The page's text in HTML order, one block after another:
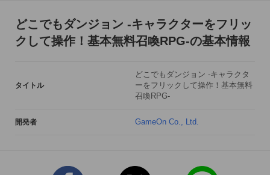
豊かな精霊を召喚可能！
バトルでは仲間にした精霊が冒険の心強い味方になってくれ
育成できる精霊はなんと”200種類以上”！
お気に入りの精霊を育てて、一緒に大冒険へと出発しよう！
◆◆他の冒険者と切磋琢磨して強くなろう◆◆
さらに他の冒険者とフレンドになって協力プレイでダンジョン
どこでもダンジョン -キャラクターをフリッ
クして操作！基本無料召喚RPG-の基本情報
タイトル
どこでもダンジョン -キャラクタ
ーをフリックして操作！基本無料
召喚RPG-
開発者 GameOn Co., Ltd.